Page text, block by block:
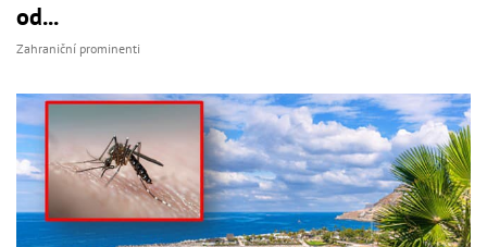
od...
Zahraniční prominenti